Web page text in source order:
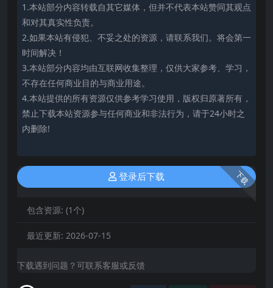
1.本站部分内容转载自其它媒体，但并不代表本站赞同其观点
和对其真实性负责。
2.如果本站有侵犯、不妥之处的资源，请联系我们。将会第一
时间解决！
3.本站部分内容均由互联网收集整理，仅供大家参考、学习，
不存在任何商业目的与商业用途。
4.本站提供的所有资源仅供参考学习使用，版权归原著所有，
禁止下载本站资源参与任何商业和非法行为，请于24小时之
内删除!
下载
登录后下载
包含资源: (1个)
最近更新: 2026-07-15
下载遇到问题？可联系客服或反馈